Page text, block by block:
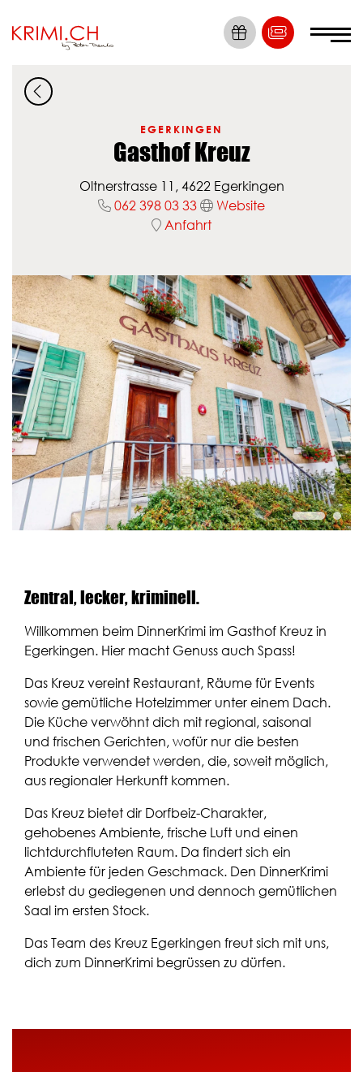
Die Nummer 1
Krimi Erlebnisse
Locations
Dein Event
News
Fanclub
Über uns
Presse
Gutschein bestellen
Gutschein einlösen
EGERKINGEN
Gasthof Kreuz
Oltnerstrasse 11, 4622 Egerkingen
062 398 03 33
Website
Anfahrt
Zentral, lecker, kriminell.
Willkommen beim DinnerKrimi im Gasthof Kreuz in
Egerkingen. Hier macht Genuss auch Spass!
Das Kreuz vereint Restaurant, Räume für Events
sowie gemütliche Hotelzimmer unter einem Dach.
Die Küche verwöhnt dich mit regional, saisonal
und frischen Gerichten, wofür nur die besten
Produkte verwendet werden, die, soweit möglich,
aus regionaler Herkunft kommen.
Das Kreuz bietet dir Dorfbeiz-Charakter,
gehobenes Ambiente, frische Luft und einen
lichtdurchfluteten Raum. Da findert sich ein
Ambiente für jeden Geschmack. Den DinnerKrimi
erlebst du gediegenen und dennoch gemütlichen
Saal im ersten Stock.
Das Team des Kreuz Egerkingen freut sich mit uns,
dich zum DinnerKrimi begrüssen zu dürfen.